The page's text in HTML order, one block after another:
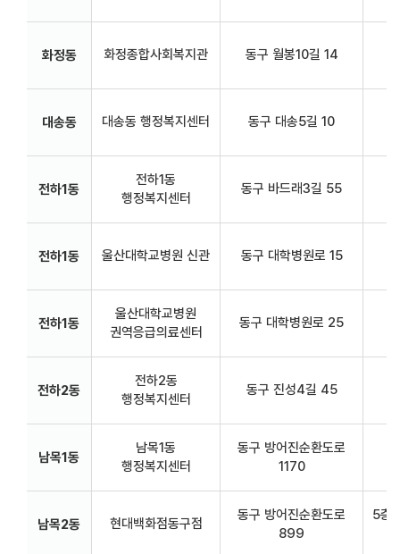
화정동 화정종합사회복지관 동구 월봉10길 14
대송동 대송동 행정복지센터 동구 대송5길 10
전하1동
전하1동
행정복지센터
동구 바드래3길 55
전하1동 울산대학교병원 신관 동구 대학병원로 15
전하1동
울산대학교병원
권역응급의료센터
동구 대학병원로 25
전하2동
전하2동
행정복지센터
동구 진성4길 45
남목1동
남목1동
행정복지센터
동구 방어진순환도로
1170
남목2동 현대백화점동구점
동구 방어진순환도로
899
5층